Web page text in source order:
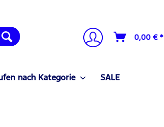
0,00 € *
nach Kategorie SALE